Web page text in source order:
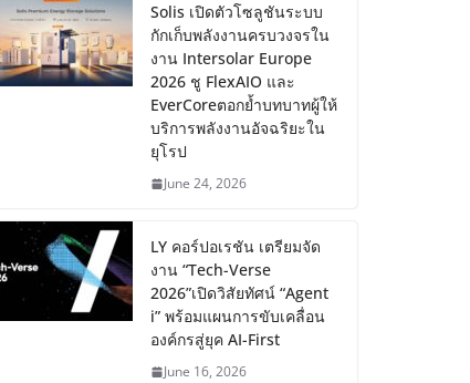
Solis เปิดตัวโซลูชันระบบ
กักเก็บพลังงานครบวงจรใน
งาน Intersolar Europe
2026 ชู FlexAIO และ
EverCoreตอกย้ำบทบาทผู้ให้
บริการพลังงานอัจฉริยะใน
ยุโรป
June 24, 2026
LY คอร์ปอเรชัน เตรียมจัด
งาน “Tech-Verse
2026”เปิดวิสัยทัศน์ “Agent
i” พร้อมแผนการขับเคลื่อน
องค์กรสู่ยุค AI-First
June 16, 2026